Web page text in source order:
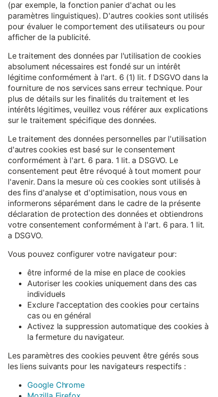
(par exemple, la fonction panier d'achat ou les
paramètres linguistiques). D'autres cookies sont utilisés
pour évaluer le comportement des utilisateurs ou pour
afficher de la publicité.
Le traitement des données par l'utilisation de cookies
absolument nécessaires est fondé sur un intérêt
légitime conformément à l'art. 6 (1) lit. f DSGVO dans la
fourniture de nos services sans erreur technique. Pour
plus de détails sur les finalités du traitement et les
intérêts légitimes, veuillez vous référer aux explications
sur le traitement spécifique des données.
Le traitement des données personnelles par l'utilisation
d'autres cookies est basé sur le consentement
conformément à l'art. 6 para. 1 lit. a DSGVO. Le
consentement peut être révoqué à tout moment pour
l'avenir. Dans la mesure où ces cookies sont utilisés à
des fins d'analyse et d'optimisation, nous vous en
informerons séparément dans le cadre de la présente
déclaration de protection des données et obtiendrons
votre consentement conformément à l'art. 6 para. 1 lit.
a DSGVO.
Vous pouvez configurer votre navigateur pour:
être informé de la mise en place de cookies
Autoriser les cookies uniquement dans des cas
individuels
Exclure l'acceptation des cookies pour certains
cas ou en général
Activez la suppression automatique des cookies à
la fermeture du navigateur.
Les paramètres des cookies peuvent être gérés sous
les liens suivants pour les navigateurs respectifs :
Google Chrome